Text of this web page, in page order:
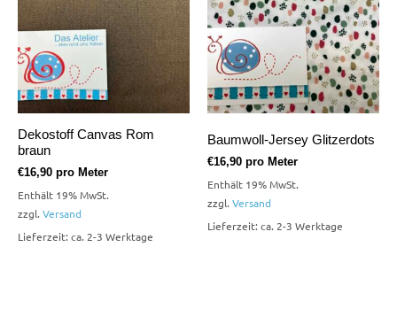
Dekostoff Canvas Rom
braun
€16,90 pro Meter
Enthält 19% MwSt.
zzgl. Versand
Lieferzeit: ca. 2-3 Werktage
Baumwoll-Jersey Glitzerdots
€16,90 pro Meter
Enthält 19% MwSt.
zzgl. Versand
Lieferzeit: ca. 2-3 Werktage